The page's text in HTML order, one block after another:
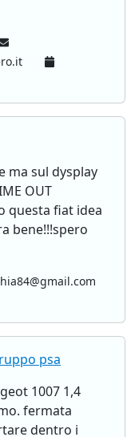
ma sul dysplay
OUT
questa fiat idea
bene!!!spero
psa
1007 1,4
fermata
dentro i